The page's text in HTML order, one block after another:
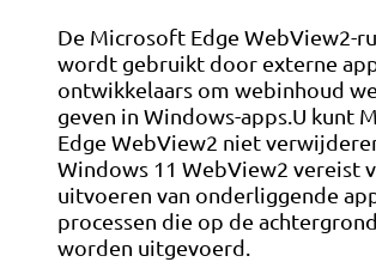
De Microsoft Edge WebView2-
wordt gebruikt door externe
ontwikkelaars om webinhoud
geven in Windows-apps.U kunt
Edge WebView2 niet
Windows 11 WebView2 vereist
uitvoeren van onderliggende
processen die op de
worden uitgevoerd.